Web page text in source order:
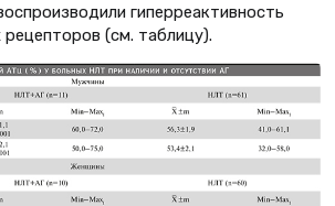
гиперреактивность
(см. таблицу).